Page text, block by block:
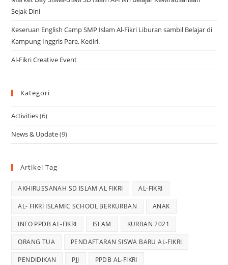
Sejak Dini
Keseruan English Camp SMP Islam Al-Fikri Liburan sambil Belajar di
Kampung Inggris Pare, Kediri.
Al-Fikri Creative Event
Kategori
Activities(6)
News & Update(9)
Artikel Tag
AKHIRUSSANAH SD ISLAM AL FIKRI AL-FIKRI
AL- FIKRI ISLAMIC SCHOOL BERKURBAN ANAK
INFO PPDB AL-FIKRI ISLAM KURBAN 2021
ORANG TUA PENDAFTARAN SISWA BARU AL-FIKRI
PENDIDIKAN PJJ PPDB AL-FIKRI